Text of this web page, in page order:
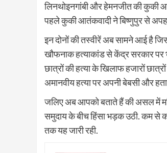
लिनथोइनगांबी और हेमनजीत की कुकी
पहले कुकी आतंकवादी ने बिष्णुपुर से
इन दोनों की तस्वीरें अब सामने आई है
खौफनाक हत्याकांड से केंद्र सरकार पर
छात्रों की हत्या के खिलाफ हजारों
अमानवीय हत्या पर अपनी बेबसी और
जलिए अब आपको बताते हैं की असल में
समुदाय के बीच हिंसा भड़क उठी. कम से
तक यह जारी रही.